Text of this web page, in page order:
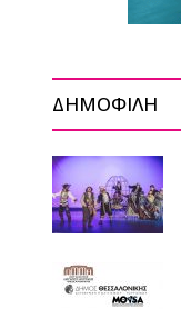
ΔΗΜΟΦΙΛΗ